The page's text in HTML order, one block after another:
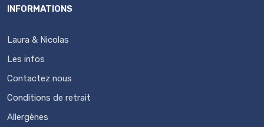
INFORMATIONS
Laura & Nicolas
Les infos
Contactez nous
Conditions de retrait
Allergènes